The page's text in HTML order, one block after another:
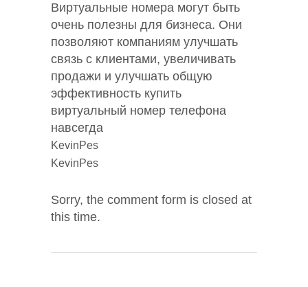
Виртуальные номера могут быть
очень полезны для бизнеса. Они
позволяют компаниям улучшать
связь с клиентами, увеличивать
продажи и улучшать общую
эффективность купить
виртуальный номер телефона
навсегда
KevinPes
KevinPes
Sorry, the comment form is closed at
this time.